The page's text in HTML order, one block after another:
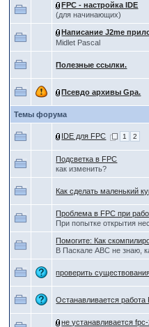
FPC - настройка IDE
(для начинающих)
Написание J2me
Midlet Pascal
Полезные ссылки.
Псевдо архивы Gpa.
Темы форума
IDE для FPC 1 2
Подсветка в FPC
как изменить?
Как сделать маленький
Проблема в FPC при
При попытке открытия
Помогите: Как
В Паскале ABC не знаю,
проверить
Останавливается
не устанавливается